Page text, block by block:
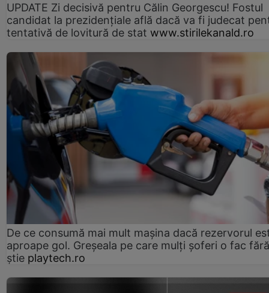
UPDATE Zi decisivă pentru Călin Georgescu! Fostul
candidat la prezidențiale află dacă va fi judecat
tentativă de lovitură de stat www.stirilekanald.ro
De ce consumă mai mult mașina dacă rezervorul
aproape gol. Greșeala pe care mulți șoferi o fac
știe playtech.ro